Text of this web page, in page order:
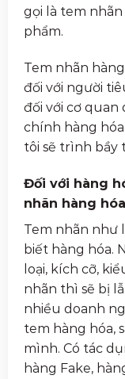
gọi là tem
phẩm.
Tem nhãn
đối với người
đối với cơ quan
chính hàng
tôi sẽ trình bầy
Đối với hàng
nhãn hàng hóa
Tem nhãn như
biết hàng hóa.
loại, kích cỡ,
nhãn thì sẽ bị
nhiều doanh
tem hàng hóa,
mình. Có tác
hàng Fake,